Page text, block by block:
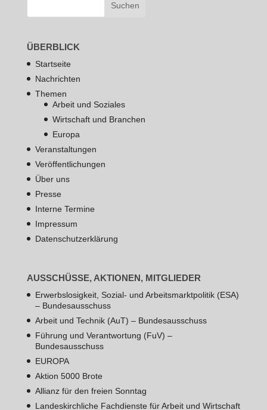
ÜBERBLICK
Startseite
Nachrichten
Themen
Arbeit und Soziales
Wirtschaft und Branchen
Europa
Veranstaltungen
Veröffentlichungen
Über uns
Presse
Interne Termine
Impressum
Datenschutzerklärung
AUSSCHÜSSE, AKTIONEN, MITGLIEDER
Erwerbslosigkeit, Sozial- und Arbeitsmarktpolitik (ESA)
– Bundesausschuss
Arbeit und Technik (AuT) – Bundesausschuss
Führung und Verantwortung (FuV) –
Bundesausschuss
EUROPA
Aktion 5000 Brote
Allianz für den freien Sonntag
Landeskirchliche Fachdienste für Arbeit und Wirtschaft